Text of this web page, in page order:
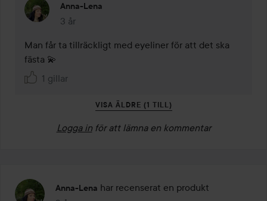
Anna-Lena
3 år
Kommentaren lades 3 år
Man får ta tillräckligt med eyeliner för att det ska
fästa 💫
1 gillar
VISA ÄLDRE (1 TILL)
Logga in för att lämna en kommentar
Anna-Lena har recenserat en produkt